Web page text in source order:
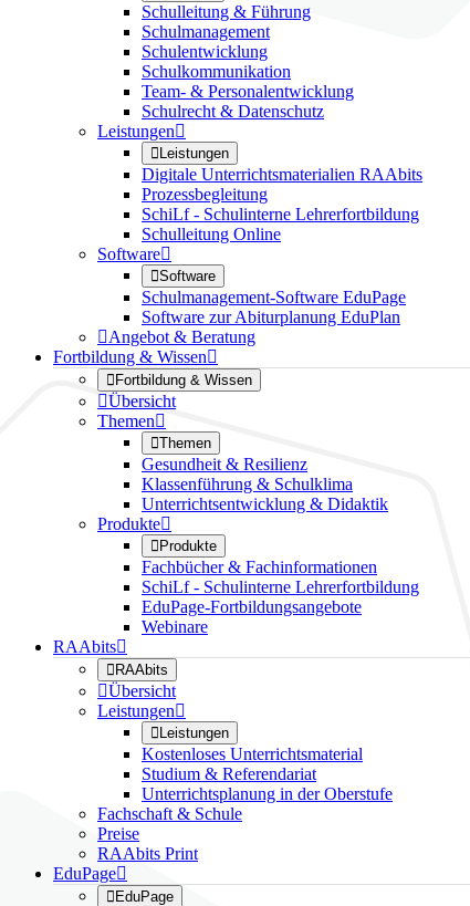
Schulleitung & Führung
Schulmanagement
Schulentwicklung
Schulkommunikation
Team- & Personalentwicklung
Schulrecht & Datenschutz
Leistungen
Leistungen
Digitale Unterrichtsmaterialien RAAbits
Prozessbegleitung
SchiLf - Schulinterne Lehrerfortbildung
Schulleitung Online
Software
Software
Schulmanagement-Software EduPage
Software zur Abiturplanung EduPlan
Angebot & Beratung
Fortbildung & Wissen
Fortbildung & Wissen
Übersicht
Themen
Themen
Gesundheit & Resilienz
Klassenführung & Schulklima
Unterrichtsentwicklung & Didaktik
Produkte
Produkte
Fachbücher & Fachinformationen
SchiLf - Schulinterne Lehrerfortbildung
EduPage-Fortbildungsangebote
Webinare
RAAbits
RAAbits
Übersicht
Leistungen
Leistungen
Kostenloses Unterrichtsmaterial
Studium & Referendariat
Unterrichtsplanung in der Oberstufe
Fachschaft & Schule
Preise
RAAbits Print
EduPage
EduPage